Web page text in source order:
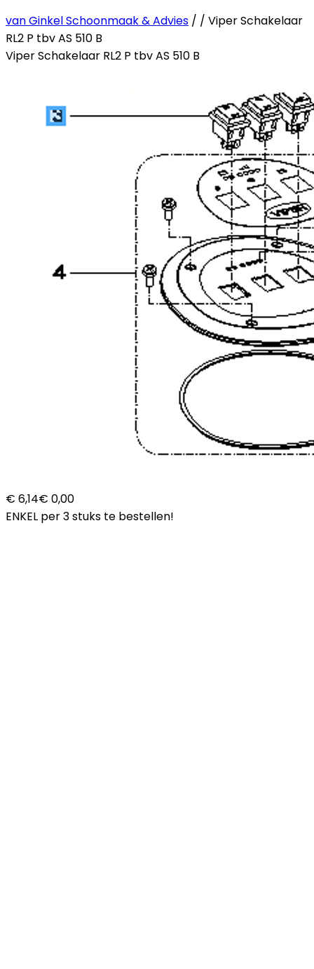
van Ginkel Schoonmaak & Advies / / Viper Schakelaar
RL2 P tbv AS 510 B
Viper Schakelaar RL2 P tbv AS 510 B
€ 6,14€ 0,00
ENKEL per 3 stuks te bestellen!